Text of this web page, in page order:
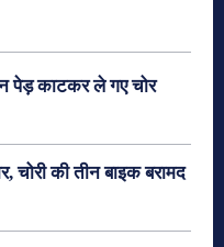
पेड़ काटकर ले गए चोर
चोरी की तीन बाइक बरामद